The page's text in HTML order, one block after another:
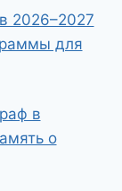
2026–2027
для
в
о